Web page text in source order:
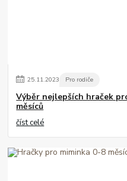
25.11.2023 Pro rodiče
Výběr nejlepších hraček
měsíců
číst celé